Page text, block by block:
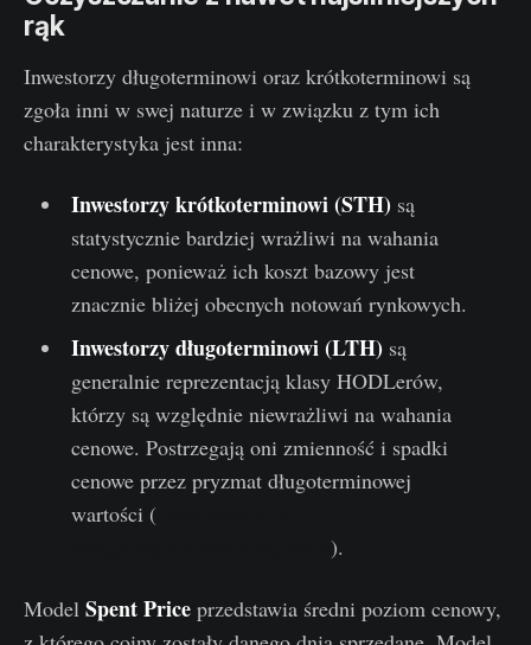
rąk
Inwestorzy długoterminowi oraz krótkoterminowi są
zgoła inni w swej naturze i w związku z tym ich
charakterystyka jest inna:
Inwestorzy krótkoterminowi (STH) są
statystycznie bardziej wrażliwi na wahania
cenowe, ponieważ ich koszt bazowy jest
znacznie bliżej obecnych notowań rynkowych.
Inwestorzy długoterminowi (LTH) są
generalnie reprezentacją klasy HODLerów,
którzy są względnie niewrażliwi na wahania
cenowe. Postrzegają oni zmienność i spadki
cenowe przez pryzmat długoterminowej
wartości (opisaliśmy to w
).
Model Spent Price przedstawia średni poziom cenowy,